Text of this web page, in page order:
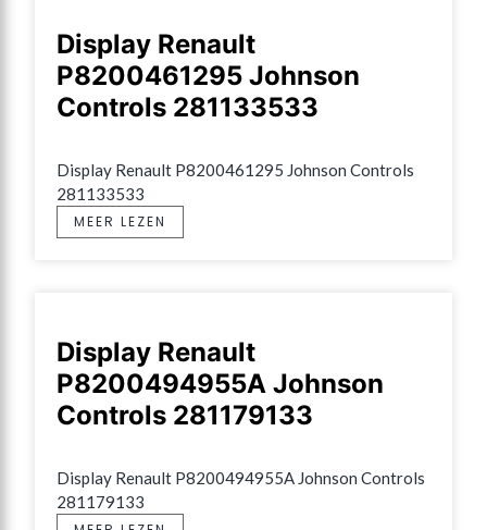
Display Renault
P8200461295 Johnson
Controls 281133533
Display Renault P8200461295 Johnson Controls
281133533
MEER LEZEN
Display Renault
P8200494955A Johnson
Controls 281179133
Display Renault P8200494955A Johnson Controls
281179133